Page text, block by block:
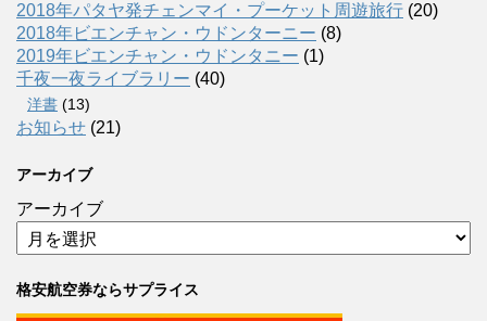
2018年パタヤ発チェンマイ・プーケット周遊旅行 (20)
2018年ビエンチャン・ウドンターニー (8)
2019年ビエンチャン・ウドンタニー (1)
千夜一夜ライブラリー (40)
洋書 (13)
お知らせ (21)
アーカイブ
アーカイブ
格安航空券ならサプライス